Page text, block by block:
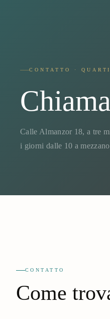
CONTATTO ·
Calle Almanzor 18, a tre
i giorni dalle 10 a
CONTATTO
Come